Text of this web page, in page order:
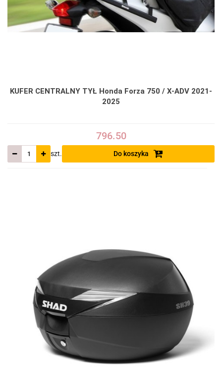
KUFER CENTRALNY TYŁ Honda Forza 750 / X-ADV 2021-
2025
796.50
szt. Do koszyka